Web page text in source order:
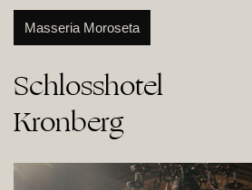
Masseria Moroseta
Schlosshotel
Kronberg